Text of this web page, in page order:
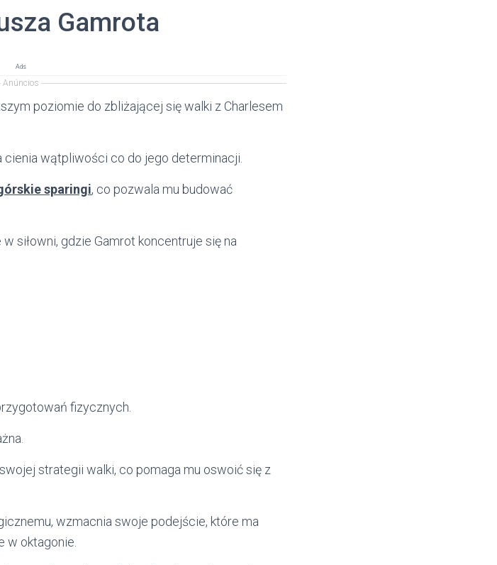
Gamrota
Ads
Anúncios
poziomie do zbliżającej się walki z Charlesem
wątpliwości co do jego determinacji.
sparingi, co pozwala mu budować
siłowni, gdzie Gamrot koncentruje się na
fizycznych.
strategii walki, co pomaga mu oswoić się z
wzmacnia swoje podejście, które ma
w oktagonie.